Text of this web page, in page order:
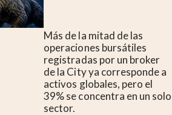
Más de la mitad de las
operaciones bursátiles
registradas por un broker
de la City ya corresponde a
activos globales, pero el
39% se concentra en un solo
sector.